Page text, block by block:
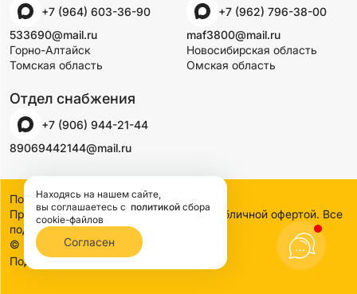
+7 (964) 603-36-90
533690@mail.ru
Горно-Алтайск
Томская область
+7 (962) 796-38-00
maf3800@mail.ru
Новосибирская область
Омская область
Отдел снабжения
+7 (906) 944-21-44
89069442144@mail.ru
Политика конфиденциальности
Предложения на сайте не являются публичной офертой. Все
подробности узнавайте по телефону
© 2000-2026 SSDCO. Сибстройдвор.
Поддержка сайтаBTB Digital
Находясь на нашем сайте,
вы соглашаетесь с политикой сбора
cookie-файлов
Согласен